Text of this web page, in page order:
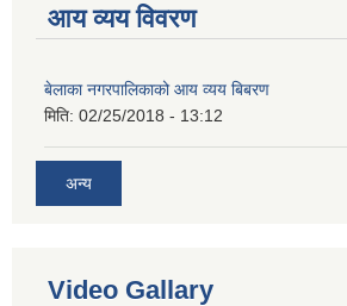
आय व्यय विवरण
बेलाका नगरपालिकाको आय व्यय बिबरण
मिति: 02/25/2018 - 13:12
अन्य
Video Gallary